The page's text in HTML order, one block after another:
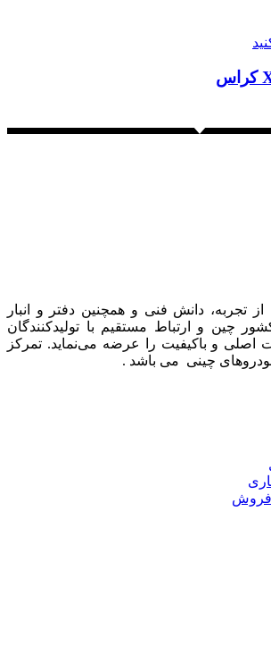
از تجربه، دانش فنی و همچنین دفتر و انبار
چین و ارتباط مستقیم با تولیدکنندگان
اصلی و باکیفیت را عرضه می‌نماید. تمرکز
چینی می باشد .
فروش